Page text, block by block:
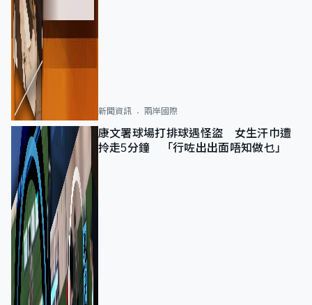
新聞資訊 兩岸國際
康文署球場打排球遇怪盜 女生汗巾遭
拎走5分鐘 「行咗出出面唔知做乜」